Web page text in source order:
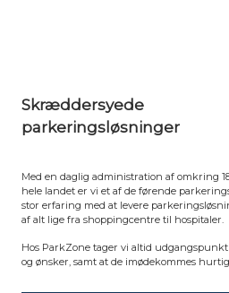
Skræddersyede
parkeringsløsninger
Med en daglig administration af omkring
hele landet er vi et af de førende
stor erfaring med at levere
af alt lige fra shoppingcentre til hospitaler.
Hos ParkZone tager vi altid
og ønsker, samt at de imødekommes